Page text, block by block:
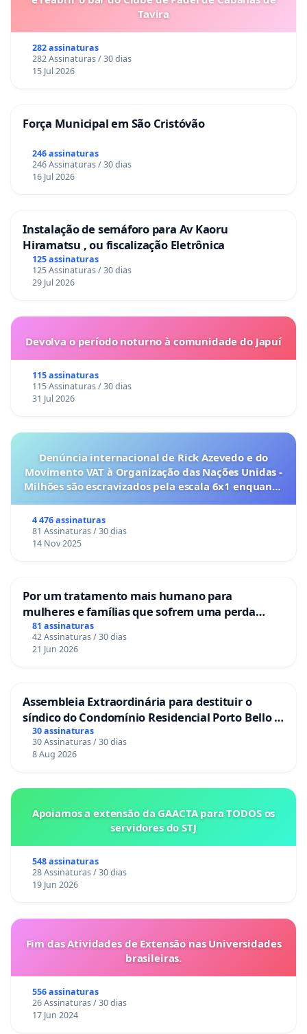
Tavira
282 assinaturas
282 Assinaturas / 30 dias
15 Jul 2026
Força Municipal em São Cristóvão
246 assinaturas
246 Assinaturas / 30 dias
16 Jul 2026
Instalação de semáforo para Av Kaoru
Hiramatsu , ou fiscalização Eletrônica
125 assinaturas
125 Assinaturas / 30 dias
29 Jul 2026
Devolva o período noturno à comunidade do Japuí
115 assinaturas
115 Assinaturas / 30 dias
31 Jul 2026
Denúncia internacional de Rick Azevedo e do
Movimento VAT à Organização das Nações Unidas -
Milhões são escravizados pela escala 6x1 enquanto
4 476 assinaturas
81 Assinaturas / 30 dias
14 Nov 2025
Por um tratamento mais humano para
mulheres e famílias que sofrem uma perda
gestacional nos hospitais portugueses
81 assinaturas
42 Assinaturas / 30 dias
21 Jun 2026
Assembleia Extraordinária para destituir o
síndico do Condomínio Residencial Porto Bello -
La Casa
30 assinaturas
30 Assinaturas / 30 dias
8 Aug 2026
Apoiamos a extensão da GAACTA para TODOS os
servidores do STJ
548 assinaturas
28 Assinaturas / 30 dias
19 Jun 2026
Fim das Atividades de Extensão nas Universidades
brasileiras.
556 assinaturas
26 Assinaturas / 30 dias
17 Jun 2024